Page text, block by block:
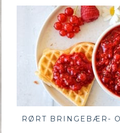
RØRT BRINGEBÆR-